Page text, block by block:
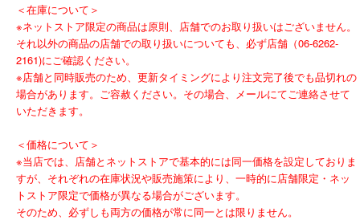
＜在庫について＞
※ネットストア限定の商品は原則、店舗でのお取り扱いはございません。
それ以外の商品の店舗での取り扱いについても、必ず店舗（06-6262-
2161)にご確認ください。
※店舗と同時販売のため、更新タイミングにより注文完了後でも品切れの
場合があります。ご容赦ください。その場合、メールにてご連絡させて
いただきます。
＜価格について＞
※当店では、店舗とネットストアで基本的には同一価格を設定しておりま
すが、それぞれの在庫状況や販売施策により、一時的に店舗限定・ネッ
トストア限定で価格が異なる場合がございます。
そのため、必ずしも両方の価格が常に同一とは限りません。